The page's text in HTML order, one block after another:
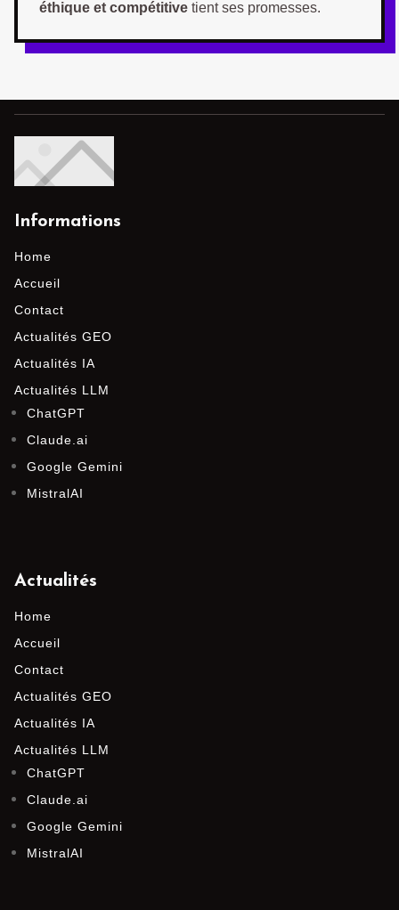
éthique et compétitive tient ses promesses.
Informations
Home
Accueil
Contact
Actualités GEO
Actualités IA
Actualités LLM
ChatGPT
Claude.ai
Google Gemini
MistralAI
Actualités
Home
Accueil
Contact
Actualités GEO
Actualités IA
Actualités LLM
ChatGPT
Claude.ai
Google Gemini
MistralAI